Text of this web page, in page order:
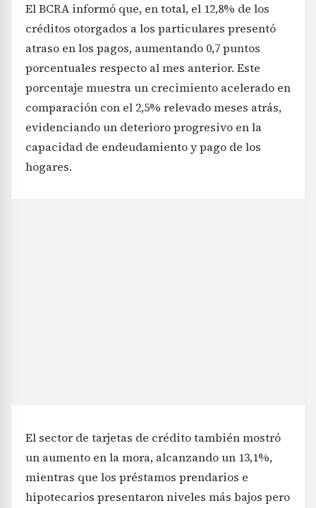
El BCRA informó que, en total, el 12,8% de los
créditos otorgados a los particulares presentó
atraso en los pagos, aumentando 0,7 puntos
porcentuales respecto al mes anterior. Este
porcentaje muestra un crecimiento acelerado en
comparación con el 2,5% relevado meses atrás,
evidenciando un deterioro progresivo en la
capacidad de endeudamiento y pago de los
hogares.
El sector de tarjetas de crédito también mostró
un aumento en la mora, alcanzando un 13,1%,
mientras que los préstamos prendarios e
hipotecarios presentaron niveles más bajos pero